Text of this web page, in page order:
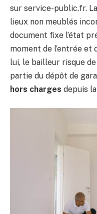
sur service-public.fr.
lieux non meublés
document fixe l’état
moment de l’entrée et
lui, le bailleur risque
partie du dépôt de
hors charges depuis